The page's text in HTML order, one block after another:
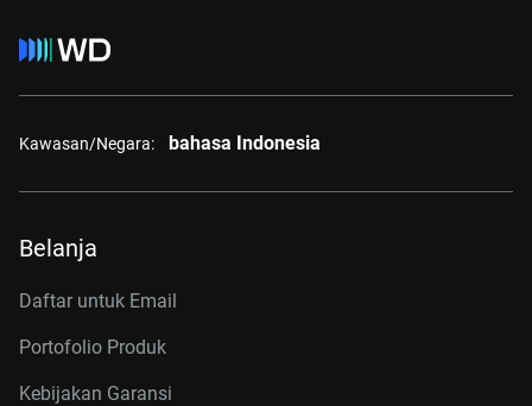
Kawasan/Negara: bahasa Indonesia
Belanja
Daftar untuk Email
Portofolio Produk
Kebijakan Garansi